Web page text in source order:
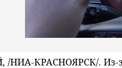
КРАСНОЯРСК/. Из-